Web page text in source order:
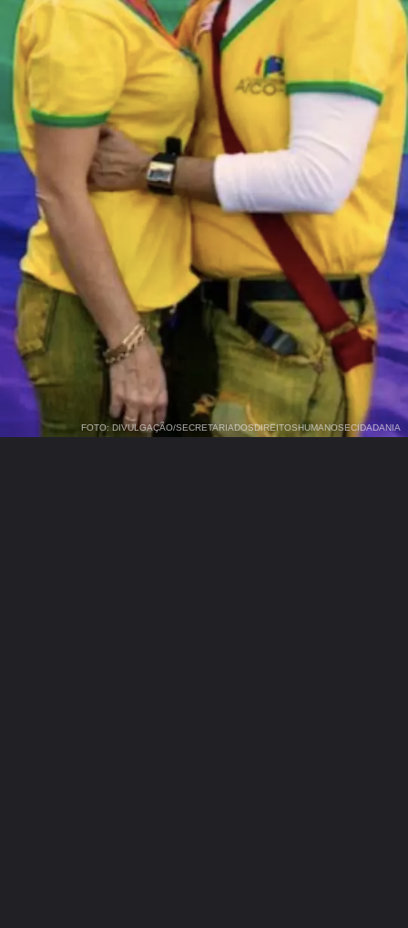
FOTO: DIVULGAÇÃO/SECRETARIADOSDIREITOSHUMANOSECIDADANIA